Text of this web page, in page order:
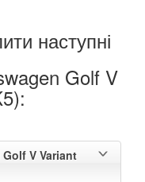
наступні
Golf V
V Variant